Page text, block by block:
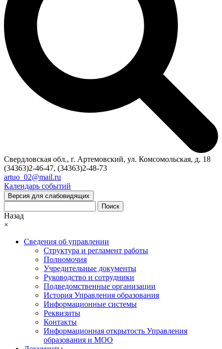
Свердловская обл., г. Артемовский, ул. Комсомольская, д. 18
(34363)2-46-47, (34363)2-48-73
artuo_02@mail.ru
Календарь событий
Версия для слабовидящих
Поиск
Назад
×
Сведения об управлении
Структура и регламент работы
Полномочия
Учредительные документы
Руководство и сотрудники
Подведомственные организации
История Управления образования
Информационные системы
Реквизиты
Контакты
Информационная открытость Управления
образования и МОО